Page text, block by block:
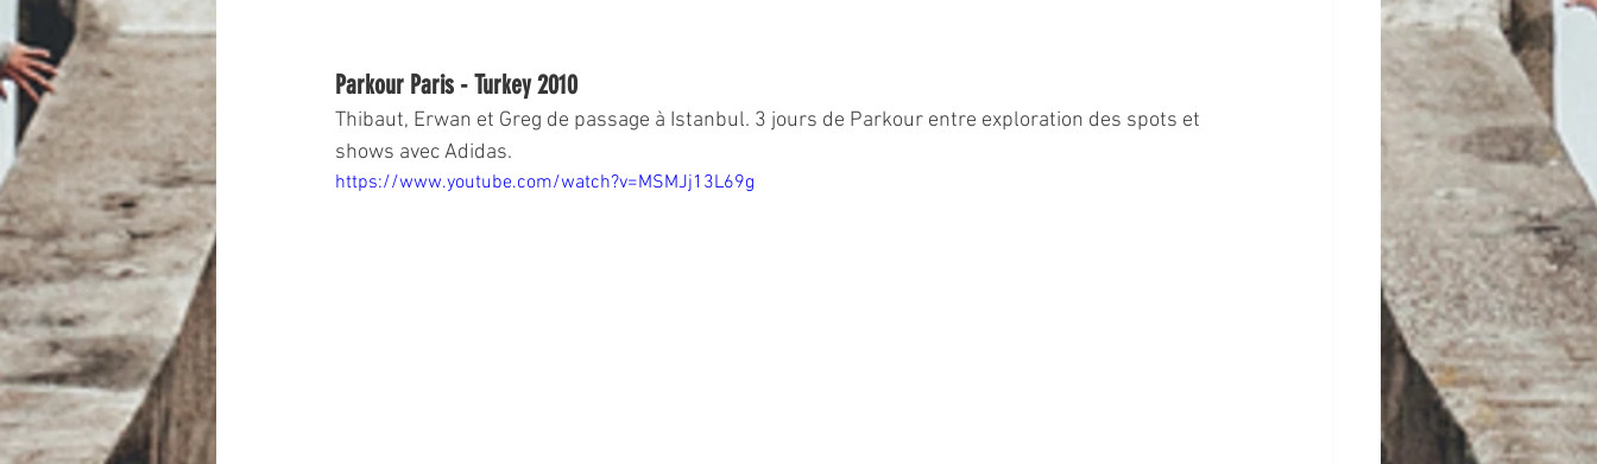
Parkour Paris - Turkey 2010
Thibaut, Erwan et Greg de passage à Istanbul. 3 jours de Parkour entre exploration des spots et
shows avec Adidas.
https://www.youtube.com/watch?v=MSMJj13L69g